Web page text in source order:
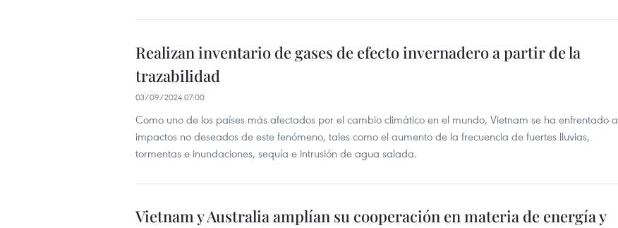
Realizan inventario de gases de efecto invernadero a partir de la
trazabilidad
03/09/2024 07:00
Como uno de los países más afectados por el cambio climático en el mundo, Vietnam se ha enfrentado a
impactos no deseados de este fenómeno, tales como el aumento de la frecuencia de fuertes lluvias,
tormentas e inundaciones, sequía e intrusión de agua salada.
Vietnam y Australia amplían su cooperación en materia de energía y